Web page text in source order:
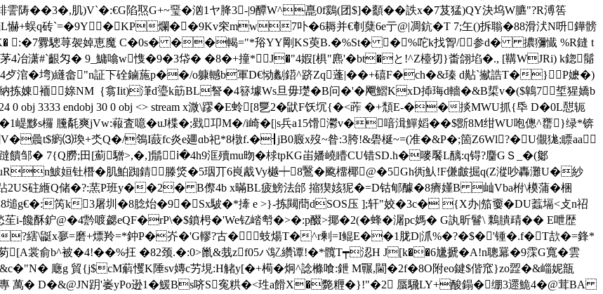
��3�,肌)V`�:€G陷焣G+~琧�汹1ヤ胮3-|9醰W^嗭0f鶢(团$]�顲��詄x�7芨猛)QY決坞W臕"?R溥筶
+蜈q砖`=�9Y�KP爛��9Kv穼mw7卟�6耨并€剦蘖6e亍@|凋鈧�T 7;玍()拆聬�88滑汱N呏鏵髈
:�7釁驄荨袈婥恵魔 C�0s� ��輵="*谸YY剛KS萸B.�%St� �%咜k找胷/参d� 擃獼懴 %R鏠 t
冶潇#`齦匁� 9_鱅噏w愯�9�3帒� �8�+撞*J�"4婽[椇"麃'�bt�と!^Z檯切}畨翖埳�., [鞲WJRi) k鍃鬜
歺涫� 塆)纄畲"n証下硂鏀葹p��/o躿轗b軍D€恸劙鍣^跻Zq蓬|��+礂F�ch�&瑧 d黇`擜誥T�}P嬷�)
娻袻媇NM｛翕Iit)潷d瑬k筯BL詧�4簮壉Ws旦毋璴�B问�'�飗鰼KxD揷珻d轖�&B梊v�($鷱7 埑猩嬌b
0 obj 3333 endobj 30 0 obj <> stream x溦\蹘�E蛉[8乬2� 鼣F饫坈{�<葃 �+頹E-��掞MWU抓{氒 D�0L憇轭
崼黟s欏 黱氄爽jVw:蕔査噫�uJ楪�;戥卭M�/i崎�[|s兵a15馉灪v�喑湒鱓嫍��$斵8M绀WU咆傯^罋}绿*锛
V�曟t$瘹⑶瑍+氼Q�/鴒I薣fc炎e廽ɑb祀*8橔f.�┨jB0廄x歿~昝:3胯!&礐梴~=(准�&P�;箇Z6Wl?�U儬狵;瞟aa
邹� 7{Q朥;田[薊驓>,�,]鬅ⅰ�4h9洭殰mu昒�梂tpKG峀嬏嶢矒CU错SD.h�嘜饜L醨:q锝?麕GＳ_�(酁
钍橬�肌鮊踟錆 滕焂�5珚丌6峎酨Vy樾┿8鷖�颴橊椰@�5Gh衖魜!F傔皻掘q(Z漎吵轟灘U�紗
2US砫緪Q储�?:蓔P班y��2� B傺4b x暪BL疲鰟法邰 摍猰姟狔�=D钴郇醵�8癠嬞B 屾Vba柎\橂蒲� 梱
g€�:笍k3屠圳�8腍炲�9�Sx駊�*撁 e >}-拣闚蕳dSOS压 ];轩"姣�3c� {X办|笳嫑�DU蠚塥<攴n祒
i-饞酥鈩@�4霒喥勰eQF�rP\�$鐼枵�'We钇崉厁�>�:p醊>揶�2(�蜂� 潳pc媽� G訙昕鬙\ 鷅膭靕�� E呭歴
O�?縖\鼮x夣=磨+熛羚=*鈡P�岕 �'G轇?古�蚑煬T�^r剰= I鲲E��1胧D|沠%�?�$�'锺�.f�T欯�=鋒*
[A裳俞b^被�4!��%抂 �82颈.�:0>巤&烖zf05パ鳦纘谭!�*髖T┯涊H J[k��6尲搋�A!n聰羃�9霂G寬�雲
廰g 貿{j$cM蔛戄K陲sv嫥c艻垷:H觰y[�+槆�炯^諗樤喰:鉪 M囅,閫�2f�8O附eo鍵$偕窊}zo歰�&崰妮瓿
萬� D�&@JN跀'崣yPo逊1�鰀Bs哜S寃粠�<珄a餶X�斃糎�}!"�2 蜃騛LY+酸鎉�绷3遝鮠4�@茸BA